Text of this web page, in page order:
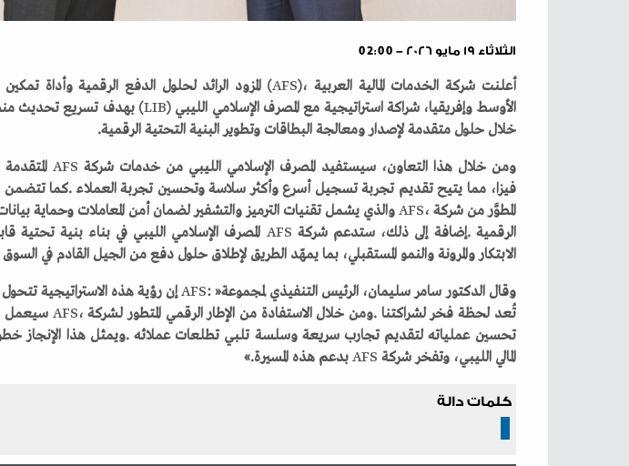
الثلاثاء ١٩ مايو ٢٠٢٦ - 02:00
أعلنت‭ ‬شركة‭ ‬الخدمات‭ ‬المالية‭ ‬العربية‭ (‬ AFS
‬الأوسط‭ ‬وإفريقيا،‭ ‬شراكة‭ ‬استراتيجية‭ ‬مع‭ ‬المصرف‭ ‬الإسلامي‭ ‬الليبي‭ (‬
LIB
‬خلال‭ ‬حلول‭ ‬متقدمة‭ ‬لإصدار‭ ‬ومعالجة‭ ‬البطاقات‭ ‬وتطوير‭ ‬البنية‭ ‬التحتية‭ ‬الرقمية‭.‬
ومن‭ ‬خلال‭ ‬هذا‭ ‬التعاون،‭ ‬سيستفيد‭ ‬المصرف‭ ‬الإسلامي‭ ‬الليبي‭ ‬من‭ ‬خدمات‭ ‬شركة‭ ‬ AFS
‬المطوَّر‭ ‬من‭ ‬شركة‭ ‬
AFS
‬الرقمية‭. ‬إضافة‭ ‬إلى‭ ‬ذلك،‭ ‬ستدعم‭ ‬شركة‭ ‬
AFS
‬الابتكار‭ ‬والمرونة‭ ‬والنمو‭ ‬المستقبلي،‭ ‬بما‭ ‬يمهّد‭ ‬الطريق‭ ‬لإطلاق‭ ‬حلول‭ ‬دفع‭ ‬من‭ ‬الجيل‭ ‬القادم‭ ‬في‭ ‬السوق‭ ‬الليبي‭.‬
وقال‭ ‬الدكتور‭ ‬سامر‭ ‬سليمان،‭ ‬الرئيس‭ ‬التنفيذي‭ ‬لمجموعة‭ ‬ AFS
‬تُعد‭ ‬لحظة‭ ‬فخر‭ ‬لشراكتنا‭. ‬ومن‭ ‬خلال‭ ‬الاستفادة‭ ‬من‭ ‬الإطار‭ ‬الرقمي‭ ‬المتطور‭ ‬لـشركة‭ ‬
AFS
‬المالي‭ ‬الليبي،‭ ‬وتفخر‭ ‬شركة‭ ‬
AFS
كلمات دالة